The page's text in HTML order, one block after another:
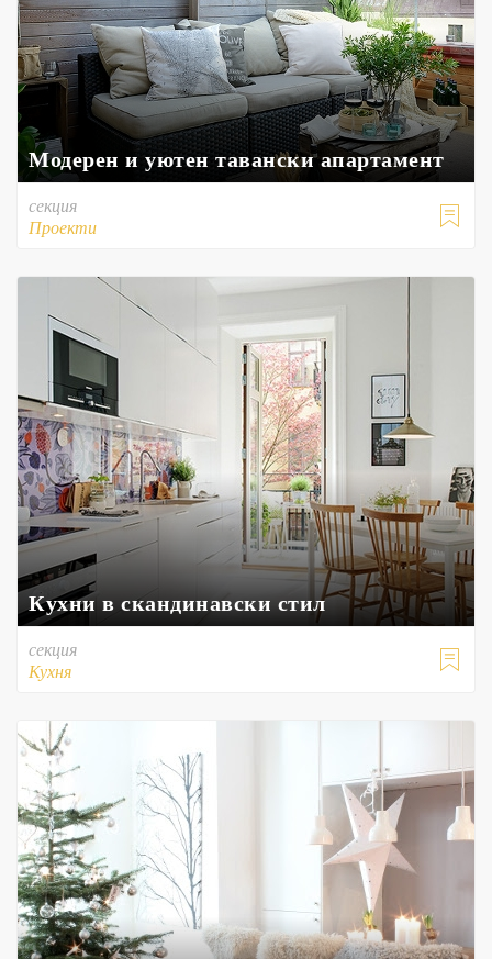
Модерен и уютен тавански апартамент

секция
Проекти
Кухни в скандинавски стил

секция
Кухня